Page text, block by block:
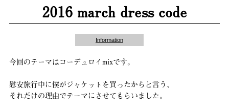
2016 march dress code
Information
今回のテーマはコーデュロイmixです。
慰安旅行中に僕がジャケットを買ったからと言う、
それだけの理由でテーマにさせてもらいました。